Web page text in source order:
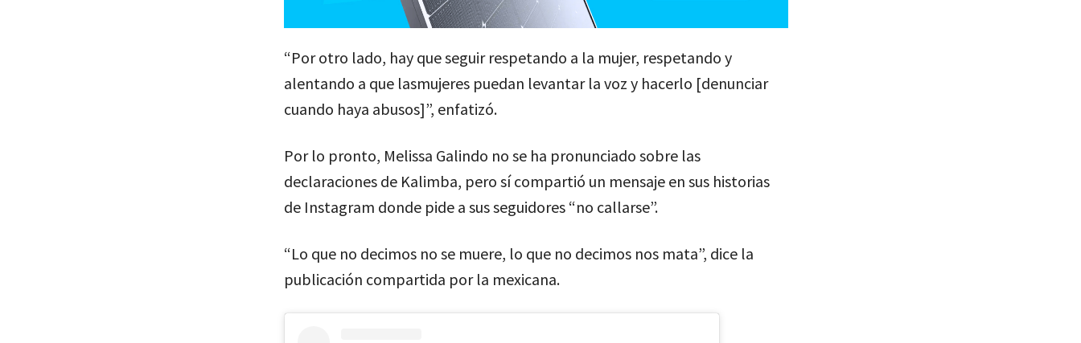
“Por otro lado, hay que seguir respetando a la mujer, respetando y
alentando a que lasmujeres puedan levantar la voz y hacerlo [denunciar
cuando haya abusos]”, enfatizó.
Por lo pronto, Melissa Galindo no se ha pronunciado sobre las
declaraciones de Kalimba, pero sí compartió un mensaje en sus historias
de Instagram donde pide a sus seguidores “no callarse”.
“Lo que no decimos no se muere, lo que no decimos nos mata”, dice la
publicación compartida por la mexicana.